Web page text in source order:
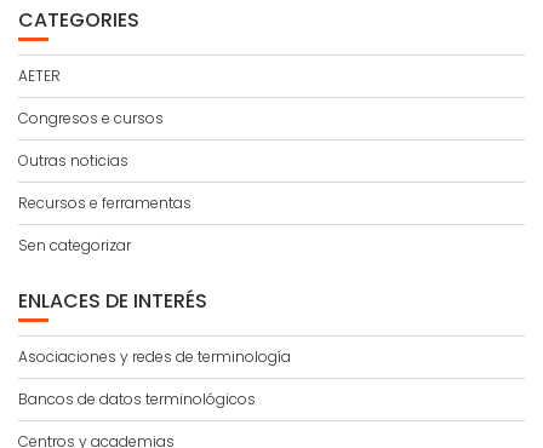
CATEGORIES
AETER
Congresos e cursos
Outras noticias
Recursos e ferramentas
Sen categorizar
ENLACES DE INTERÉS
Asociaciones y redes de terminología
Bancos de datos terminológicos
Centros y academias